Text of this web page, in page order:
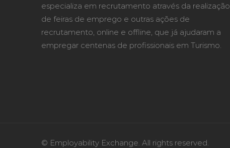
especializa em recrutamento através da realização
de feiras de emprego e outras ações de
recrutamento, online e offline, que já ajudaram a
empregar centenas de profissionais em Turismo.
© Employability Exchange. All rights reserved.